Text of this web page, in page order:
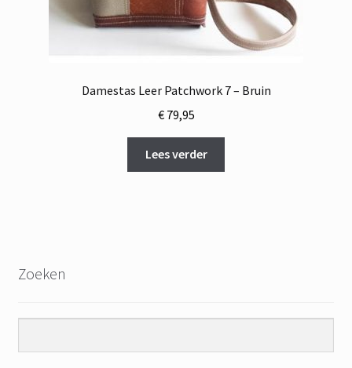
Damestas Leer Patchwork 7 – Bruin
€79,95
Lees verder
Zoeken